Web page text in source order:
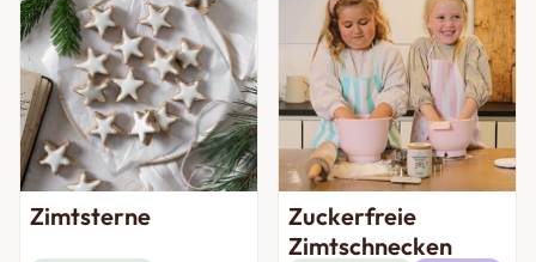
Zimtsterne
Zuckerfreie
Zimtschnecken